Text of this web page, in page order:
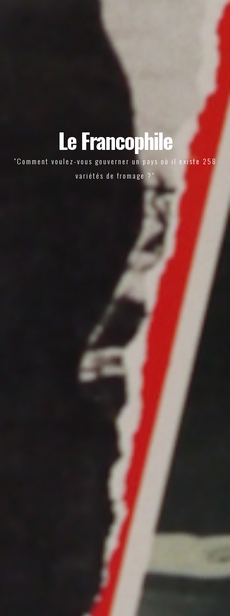
Le Francophile
"Comment voulez-vous gouverner un pays où il existe 258
variétés de fromage ?"